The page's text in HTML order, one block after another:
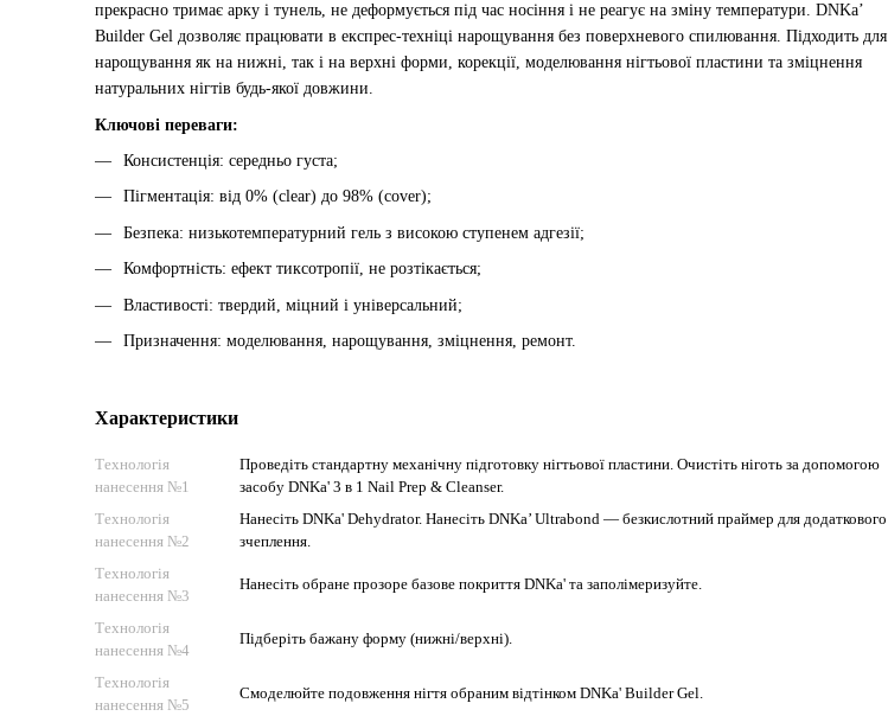
прекрасно тримає арку і тунель, не деформується під час носіння і не реагує на зміну температури. DNKa’
Builder Gel дозволяє працювати в експрес-техніці нарощування без поверхневого спилювання. Підходить для
нарощування як на нижні, так і на верхні форми, корекції, моделювання нігтьової пластини та зміцнення
натуральних нігтів будь-якої довжини.
Ключові переваги:
Консистенція: середньо густа;
Пігментація: від 0% (clear) до 98% (cover);
Безпека: низькотемпературний гель з високою ступенем адгезії;
Комфортність: ефект тиксотропії, не розтікається;
Властивості: твердий, міцний і універсальний;
Призначення: моделювання, нарощування, зміцнення, ремонт.
Характеристики
Технологія
нанесення №1
Проведіть стандартну механічну підготовку нігтьової пластини. Очистіть ніготь за допомогою
засобу DNKa' 3 в 1 Nail Prep & Cleanser.
Технологія
нанесення №2
Нанесіть DNKa' Dehydrator. Нанесіть DNKa’ Ultrabond — безкислотний праймер для додаткового
зчеплення.
Технологія
нанесення №3
Нанесіть обране прозоре базове покриття DNKa' та заполімеризуйте.
Технологія
нанесення №4
Підберіть бажану форму (нижні/верхні).
Технологія
нанесення №5
Смоделюйте подовження нігтя обраним відтінком DNKa' Builder Gel.